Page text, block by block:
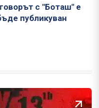
с "Боташ" е
публикуван